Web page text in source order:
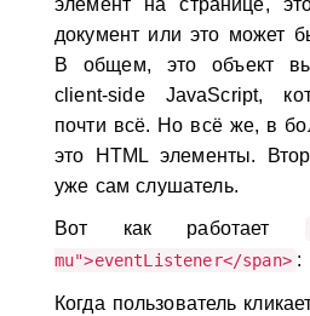
элемент на странице,
документ или это может
В общем, это объект
client-side JavaScript,
почти всё. Но всё же, в
это HTML элементы.
уже сам слушатель.
Вот как работает
mu">eventListener</span> :
Когда пользователь